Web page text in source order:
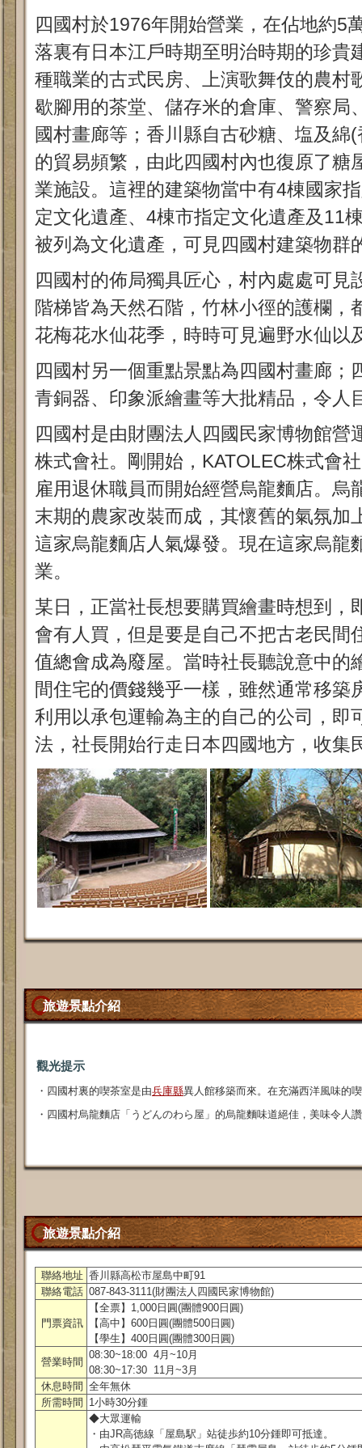
四國村於1976年開始營業，在佔地約5
落裏有日本江戶時期至明治時期的珍貴
種職業的古式民房、上演歌舞伎的農村
歇腳用的茶堂、儲存米的倉庫、警察局
國村畫廊等；香川縣自古砂糖、塩及綿
的貿易頻繁，由此四國村內也復原了糖
業施設。這裡的建築物當中有4棟國家
定文化遺產、4棟市指定文化遺產及11
被列為文化遺產，可見四國村建築物群
四國村的佈局獨具匠心，村內處處可見
階梯皆為天然石階，竹林小徑的護欄，
花梅花水仙花季，時時可見遍野水仙以
四國村另一個重點景點為四國村畫廊；
青銅器、印象派繪畫等大批精品，令人
四國村是由財團法人四國民家博物館營
株式會社。剛開始，KATOLEC株式會
雇用退休職員而開始經營烏龍麵店。烏
末期的農家改裝而成，其懷舊的氣氛加
這家烏龍麵店人氣爆發。現在這家烏龍
業。
某日，正當社長想要購買繪畫時想到，
會有人買，但是要是自己不把古老民間
值總會成為廢屋。當時社長聽說意中的
間住宅的價錢幾乎一樣，雖然通常移築
利用以承包運輸為主的自己的公司，即
法，社長開始行走日本四國地方，收集
旅遊景點介紹
觀光提示
・四國村裏的喫茶室是由兵庫縣異人館移築而來。在充滿西洋風味的
・四國村烏龍麵店「うどんのわら屋」的烏龍麵味道絕佳，美味令人
旅遊景點介紹
聯絡地址 香川縣高松市屋島中町91
聯絡電話 087-843-3111(財團法人四國民家博物館)
門票資訊
【全票】1,000日圓(團體900日圓)
【高中】600日圓(團體500日圓)
【學生】400日圓(團體300日圓)
營業時間
08:30~18:00 4月~10月
08:30~17:30 11月~3月
休息時間 全年無休
所需時間
1小時30分鍾
◆大眾運輸
・由JR高徳線「屋島駅」站徒歩約10分鍾即可抵達。